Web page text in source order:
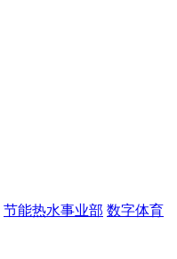
节能热水事业部 数字体育